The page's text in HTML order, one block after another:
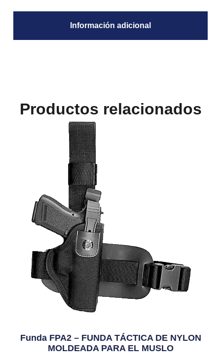
Información adicional
Productos relacionados
Funda FPA2 – FUNDA TÁCTICA DE NYLON
MOLDEADA PARA EL MUSLO